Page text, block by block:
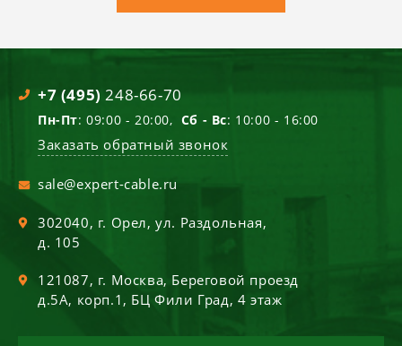
+7 (495) 248-66-70
Пн-Пт: 09:00 - 20:00, Сб - Вс: 10:00 - 16:00
Заказать обратный звонок
sale@expert-cable.ru
302040, г. Орел,ул. Раздольная,
д. 105
121087, г. Москва, Береговой проезд
д.5А, корп.1, БЦ Фили Град, 4 этаж